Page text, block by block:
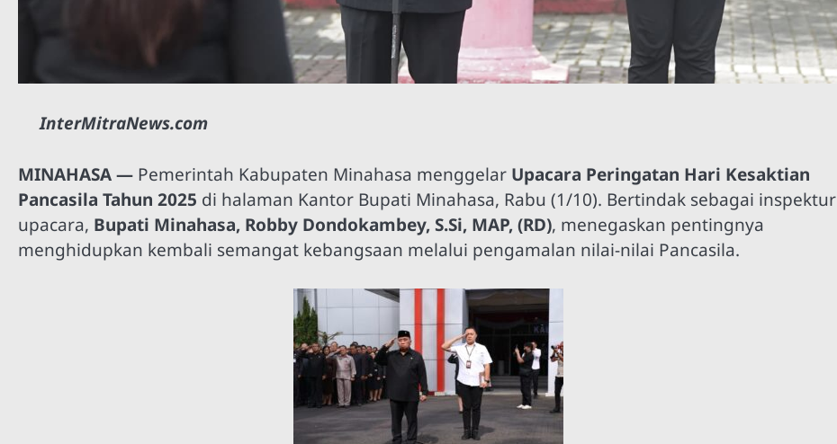
InterMitraNews.com
MINAHASA — Pemerintah Kabupaten Minahasa menggelar Upacara Peringatan Hari Kesaktian
Pancasila Tahun 2025 di halaman Kantor Bupati Minahasa, Rabu (1/10). Bertindak sebagai inspektur
upacara, Bupati Minahasa, Robby Dondokambey, S.Si, MAP, (RD), menegaskan pentingnya
menghidupkan kembali semangat kebangsaan melalui pengamalan nilai-nilai Pancasila.